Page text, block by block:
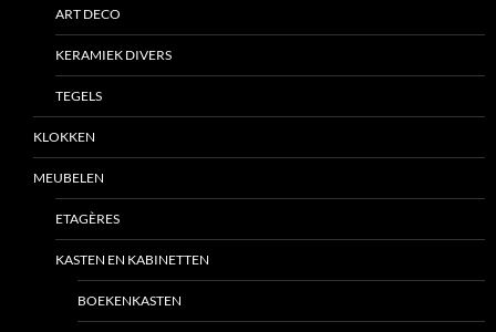
ART DECO
KERAMIEK DIVERS
TEGELS
KLOKKEN
MEUBELEN
ETAGÈRES
KASTEN EN KABINETTEN
BOEKENKASTEN